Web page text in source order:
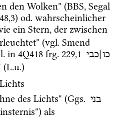
den Wolken" (BBS, Segal
,3) od.
ein Stern, der zwischen
(vgl. Smend
in 4Q418 frg. 229,1 כו]כבי
(L.u.)
des Lichts" (Ggs.
als